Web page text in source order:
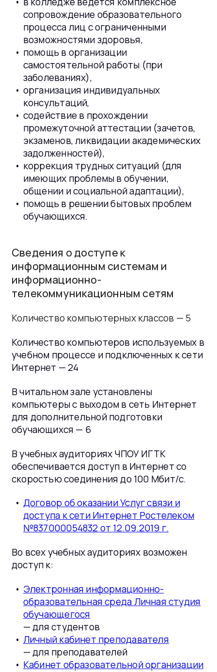
сопровождение образовательного
процесса лиц с ограниченными
возможностями здоровья,
помощь в организации
самостоятельной работы (при
заболеваниях),
организация индивидуальных
консультаций,
содействие в прохождении
промежуточной аттестации (зачетов,
экзаменов, ликвидации академических
задолженностей),
коррекция трудных ситуаций (для
имеющих проблемы в обучении,
общении и социальной адаптации),
помощь в решении бытовых проблем
обучающихся.
Cведения о доступе к
информационным системам и
информационно-
телекоммуникационным сетям
Количество компьютерных классов — 5
Количество компьютеров используемых в
учебном процессе и подключенных к сети
Интернет — 24
В читальном зале установлены
компьютеры с выходом в сеть Интернет
для дополнительной подготовки
обучающихся — 6
В учебных аудиториях ЧПОУ ИГТК
обеспечивается доступ в Интернет со
скоростью соединения до 100 Мбит/с.
Договор об оказании Услуг связи и
доступа к сети Интернет Ростелеком
№837000054832 от 12.09.2019 г.
Во всех учебных аудиториях возможен
доступ к:
Электронная информационно-
образовательная среда Личная студия
обучающегося
— для студентов
Личный кабинет преподавателя
— для преподавателей
Кабинет образовательной организации